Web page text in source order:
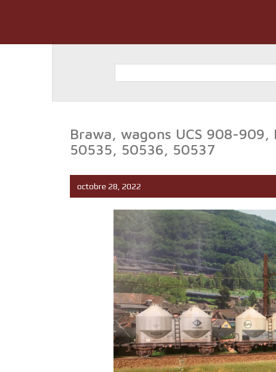
Brawa, wagons UCS 908-
50535, 50536, 50537
octobre 28, 2022